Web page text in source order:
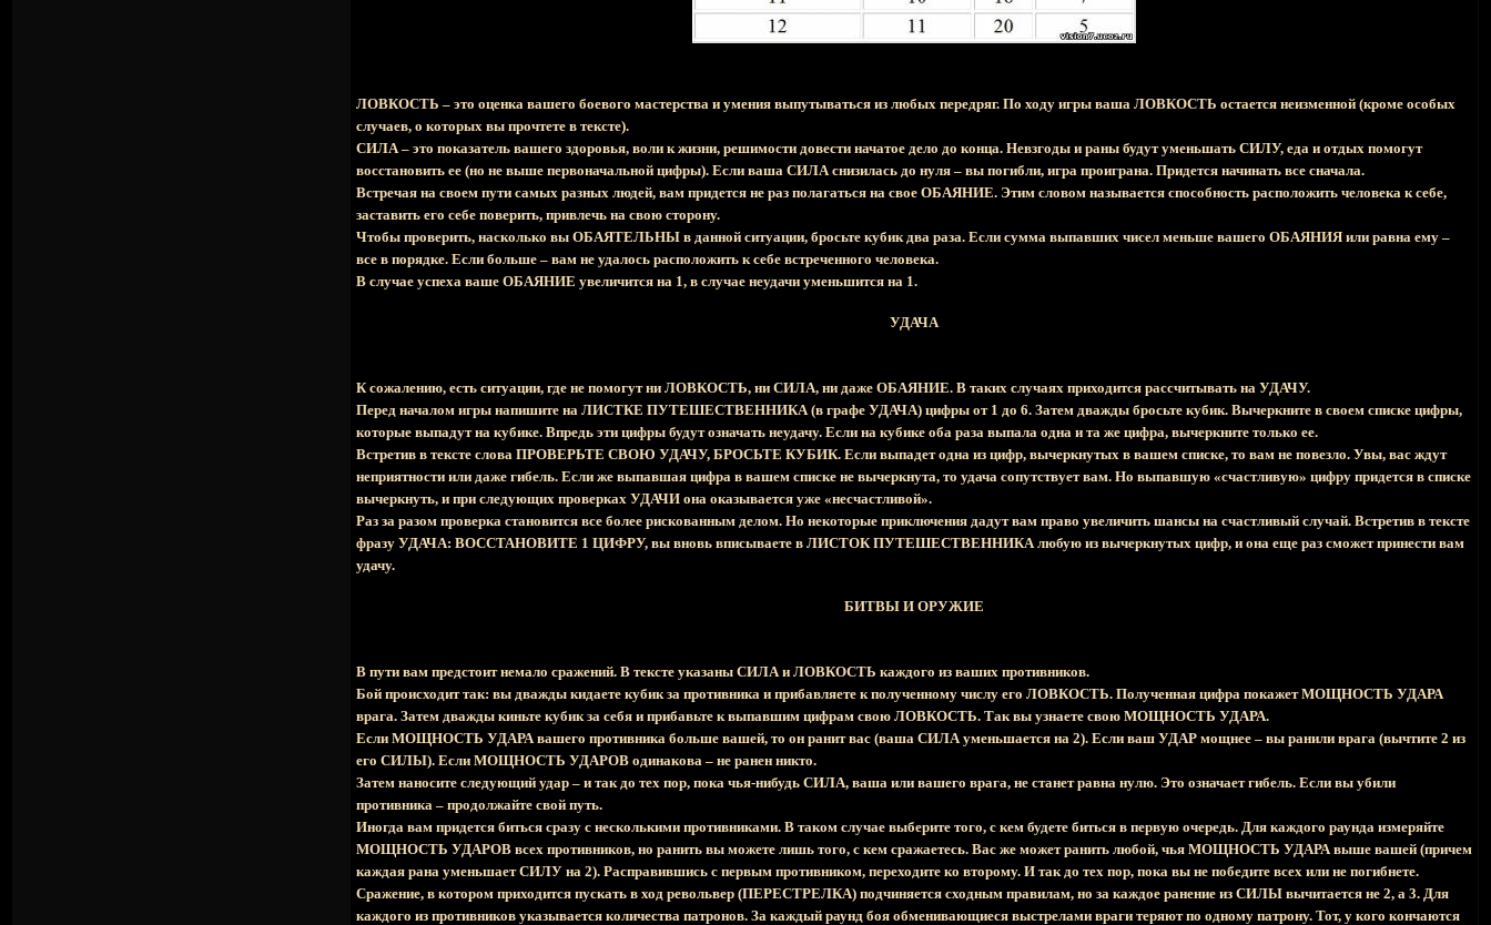
ЛОВКОСТЬ – это оценка вашего боевого мастерства и умения выпутываться из любых передряг. По ходу игры ваша ЛОВКОСТЬ остается неизменной (кроме особых
случаев, о которых вы прочтете в тексте).
СИЛА – это показатель вашего здоровья, воли к жизни, решимости довести начатое дело до конца. Невзгоды и раны будут уменьшать СИЛУ, еда и отдых помогут
восстановить ее (но не выше первоначальной цифры). Если ваша СИЛА снизилась до нуля – вы погибли, игра проиграна. Придется начинать все сначала.
Встречая на своем пути самых разных людей, вам придется не раз полагаться на свое ОБАЯНИЕ. Этим словом называется способность расположить человека к себе,
заставить его себе поверить, привлечь на свою сторону.
Чтобы проверить, насколько вы ОБАЯТЕЛЬНЫ в данной ситуации, бросьте кубик два раза. Если сумма выпавших чисел меньше вашего ОБАЯНИЯ или равна ему –
все в порядке. Если больше – вам не удалось расположить к себе встреченного человека.
В случае успеха ваше ОБАЯНИЕ увеличится на 1, в случае неудачи уменьшится на 1.
УДАЧА
К сожалению, есть ситуации, где не помогут ни ЛОВКОСТЬ, ни СИЛА, ни даже ОБАЯНИЕ. В таких случаях приходится рассчитывать на УДАЧУ.
Перед началом игры напишите на ЛИСТКЕ ПУТЕШЕСТВЕННИКА (в графе УДАЧА) цифры от 1 до 6. Затем дважды бросьте кубик. Вычеркните в своем списке цифры,
которые выпадут на кубике. Впредь эти цифры будут означать неудачу. Если на кубике оба раза выпала одна и та же цифра, вычеркните только ее.
Встретив в тексте слова ПРОВЕРЬТЕ СВОЮ УДАЧУ, БРОСЬТЕ КУБИК. Если выпадет одна из цифр, вычеркнутых в вашем списке, то вам не повезло. Увы, вас ждут
неприятности или даже гибель. Если же выпавшая цифра в вашем списке не вычеркнута, то удача сопутствует вам. Но выпавшую «счастливую» цифру придется в списке
вычеркнуть, и при следующих проверках УДАЧИ она оказывается уже «несчастливой».
Раз за разом проверка становится все более рискованным делом. Но некоторые приключения дадут вам право увеличить шансы на счастливый случай. Встретив в тексте
фразу УДАЧА: ВОССТАНОВИТЕ 1 ЦИФРУ, вы вновь вписываете в ЛИСТОК ПУТЕШЕСТВЕННИКА любую из вычеркнутых цифр, и она еще раз сможет принести вам
удачу.
БИТВЫ И ОРУЖИЕ
В пути вам предстоит немало сражений. В тексте указаны СИЛА и ЛОВКОСТЬ каждого из ваших противников.
Бой происходит так: вы дважды кидаете кубик за противника и прибавляете к полученному числу его ЛОВКОСТЬ. Полученная цифра покажет МОЩНОСТЬ УДАРА
врага. Затем дважды киньте кубик за себя и прибавьте к выпавшим цифрам свою ЛОВКОСТЬ. Так вы узнаете свою МОЩНОСТЬ УДАРА.
Если МОЩНОСТЬ УДАРА вашего противника больше вашей, то он ранит вас (ваша СИЛА уменьшается на 2). Если ваш УДАР мощнее – вы ранили врага (вычтите 2 из
его СИЛЫ). Если МОЩНОСТЬ УДАРОВ одинакова – не ранен никто.
Затем наносите следующий удар – и так до тех пор, пока чья-нибудь СИЛА, ваша или вашего врага, не станет равна нулю. Это означает гибель. Если вы убили
противника – продолжайте свой путь.
Иногда вам придется биться сразу с несколькими противниками. В таком случае выберите того, с кем будете биться в первую очередь. Для каждого раунда измеряйте
МОЩНОСТЬ УДАРОВ всех противников, но ранить вы можете лишь того, с кем сражаетесь. Вас же может ранить любой, чья МОЩНОСТЬ УДАРА выше вашей (причем
каждая рана уменьшает СИЛУ на 2). Расправившись с первым противником, переходите ко второму. И так до тех пор, пока вы не победите всех или не погибнете.
Сражение, в котором приходится пускать в ход револьвер (ПЕРЕСТРЕЛКА) подчиняется сходным правилам, но за каждое ранение из СИЛЫ вычитается не 2, а 3. Для
каждого из противников указывается количества патронов. За каждый раунд боя обменивающиеся выстрелами враги теряют по одному патрону. Тот, у кого кончаются